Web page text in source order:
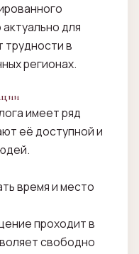
для
в
регионах.
имеет ряд
её доступной и
время и место
проходит в
свободно